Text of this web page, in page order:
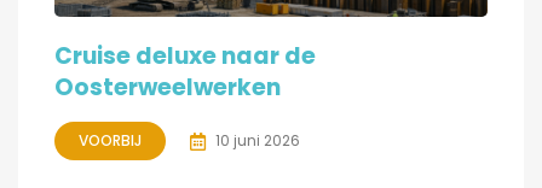
Cruise deluxe naar de
Oosterweelwerken
VOORBIJ 10 juni 2026